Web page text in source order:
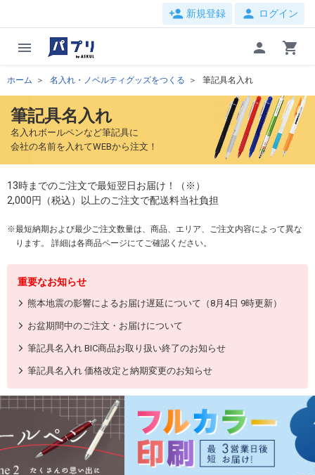
person_add 新規登録 person ログイン
menu person shopping_cart
ホーム 名入れ・ノベルティグッズをつくる 筆記具名入れ
筆記具名入れ
名入れボールペンなど筆記具に
会社の名前を入れてWEBから注文！
13時までのご注文で最短翌日お届け！（※）
2,000円（税込）以上のご注文で配送料当社負担
最短納期および最少ご注文数量は、商品、エリア、ご注文内容によって異な
ります。 詳細は各商品ページにてご確認ください。
重要なお知らせ
熊本地震の影響によるお届け遅延について（8月4日 9時更新）
お盆期間中のご注文・お届けについて
筆記具名入れ BIC商品お取り扱い終了のお知らせ
筆記具名入れ 価格改定と納期変更のお知らせ